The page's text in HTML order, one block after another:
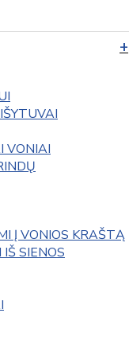
VONIAI
Į VONIOS KRAŠTĄ
SIENOS